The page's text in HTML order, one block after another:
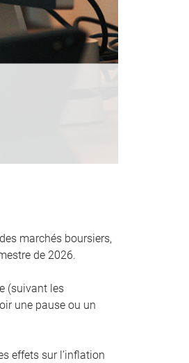
marchés boursiers,
de 2026.
(suivant les
une pause ou un
effets sur l’inflation